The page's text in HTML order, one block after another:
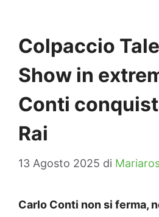
Colpaccio
Show in
Conti
Rai
13 Agosto 2025 di
Carlo Conti non si ferma,